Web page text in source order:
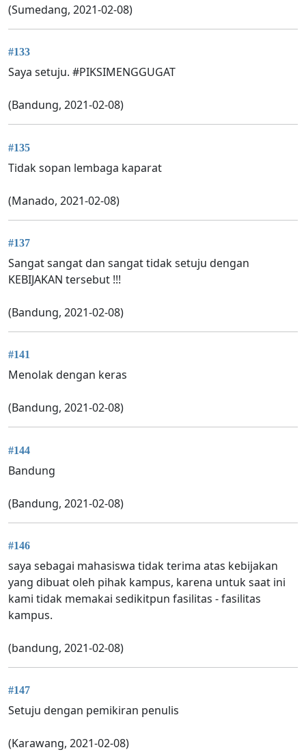
(Sumedang, 2021-02-08)
#133
Saya setuju. #PIKSIMENGGUGAT
(Bandung, 2021-02-08)
#135
Tidak sopan lembaga kaparat
(Manado, 2021-02-08)
#137
Sangat sangat dan sangat tidak setuju dengan
KEBIJAKAN tersebut !!!
(Bandung, 2021-02-08)
#141
Menolak dengan keras
(Bandung, 2021-02-08)
#144
Bandung
(Bandung, 2021-02-08)
#146
saya sebagai mahasiswa tidak terima atas kebijakan
yang dibuat oleh pihak kampus, karena untuk saat ini
kami tidak memakai sedikitpun fasilitas - fasilitas
kampus.
(bandung, 2021-02-08)
#147
Setuju dengan pemikiran penulis
(Karawang, 2021-02-08)